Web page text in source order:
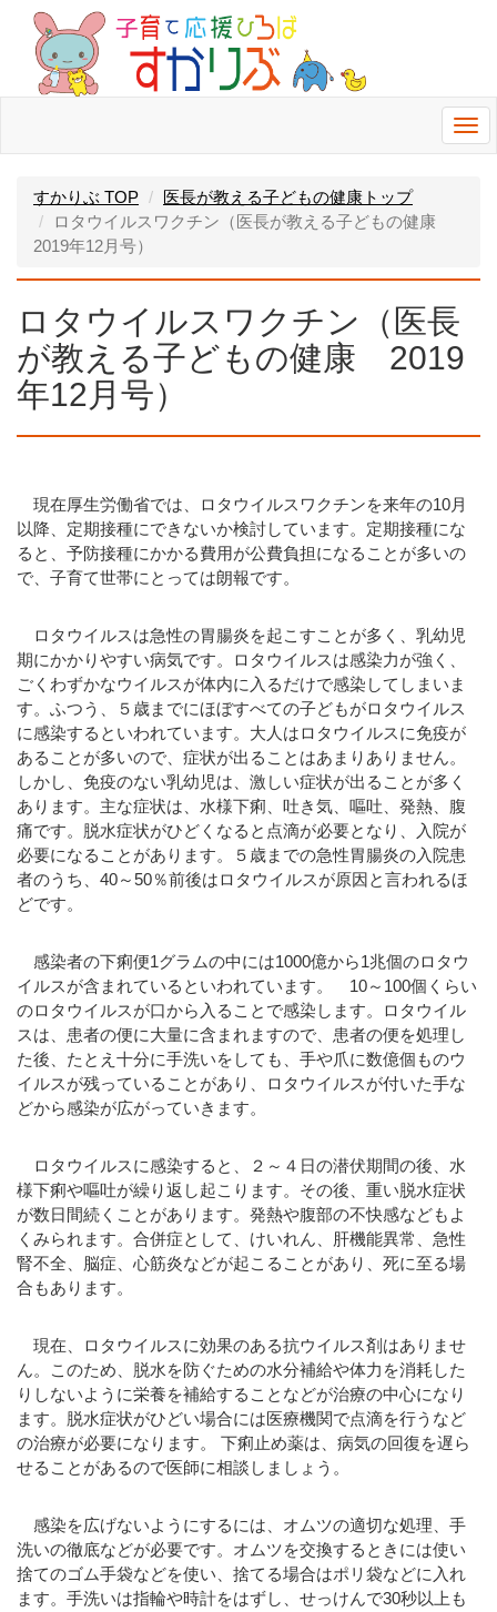
すかりぶ TOP
医長が教える子どもの健康トップ
ロタウイルスワクチン（医長が教える子どもの健康
2019年12月号）
ロタウイルスワクチン（医長
が教える子どもの健康 2019
年12月号）
現在厚生労働省では、ロタウイルスワクチンを来年の10月
以降、定期接種にできないか検討しています。定期接種にな
ると、予防接種にかかる費用が公費負担になることが多いの
で、子育て世帯にとっては朗報です。
ロタウイルスは急性の胃腸炎を起こすことが多く、乳幼児
期にかかりやすい病気です。ロタウイルスは感染力が強く、
ごくわずかなウイルスが体内に入るだけで感染してしまいま
す。ふつう、５歳までにほぼすべての子どもがロタウイルス
に感染するといわれています。大人はロタウイルスに免疫が
あることが多いので、症状が出ることはあまりありません。
しかし、免疫のない乳幼児は、激しい症状が出ることが多く
あります。主な症状は、水様下痢、吐き気、嘔吐、発熱、腹
痛です。脱水症状がひどくなると点滴が必要となり、入院が
必要になることがあります。５歳までの急性胃腸炎の入院患
者のうち、40～50％前後はロタウイルスが原因と言われるほ
どです。
感染者の下痢便1グラムの中には1000億から1兆個のロタウ
イルスが含まれているといわれています。 10～100個くらい
のロタウイルスが口から入ることで感染します。ロタウイル
スは、患者の便に大量に含まれますので、患者の便を処理し
た後、たとえ十分に手洗いをしても、手や爪に数億個ものウ
イルスが残っていることがあり、ロタウイルスが付いた手な
どから感染が広がっていきます。
ロタウイルスに感染すると、２～４日の潜伏期間の後、水
様下痢や嘔吐が繰り返し起こります。その後、重い脱水症状
が数日間続くことがあります。発熱や腹部の不快感などもよ
くみられます。合併症として、けいれん、肝機能異常、急性
腎不全、脳症、心筋炎などが起こることがあり、死に至る場
合もあります。
現在、ロタウイルスに効果のある抗ウイルス剤はありませ
ん。このため、脱水を防ぐための水分補給や体力を消耗した
りしないように栄養を補給することなどが治療の中心になり
ます。脱水症状がひどい場合には医療機関で点滴を行うなど
の治療が必要になります。 下痢止め薬は、病気の回復を遅ら
せることがあるので医師に相談しましょう。
感染を広げないようにするには、オムツの適切な処理、手
洗いの徹底などが必要です。オムツを交換するときには使い
捨てのゴム手袋などを使い、捨てる場合はポリ袋などに入れ
ます。手洗いは指輪や時計をはずし、せっけんで30秒以上も